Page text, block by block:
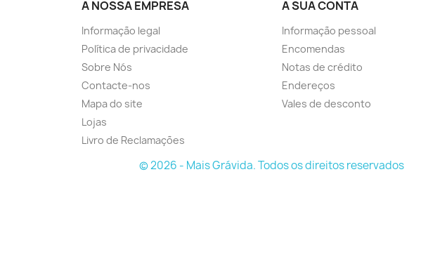
A NOSSA EMPRESA
Informação legal
Política de privacidade
Sobre Nós
Contacte-nos
Mapa do site
Lojas
Livro de Reclamações
A SUA CONTA
Informação pessoal
Encomendas
Notas de crédito
Endereços
Vales de desconto
© 2026 - Mais Grávida. Todos os direitos reservados